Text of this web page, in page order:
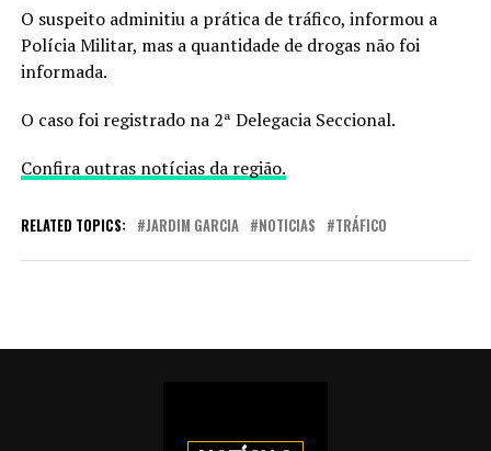
O suspeito adminitiu a prática de tráfico, informou a
Polícia Militar, mas a quantidade de drogas não foi
informada.
O caso foi registrado na 2ª Delegacia Seccional.
Confira outras notícias da região.
RELATED TOPICS: JARDIM GARCIA NOTICIAS TRÁFICO